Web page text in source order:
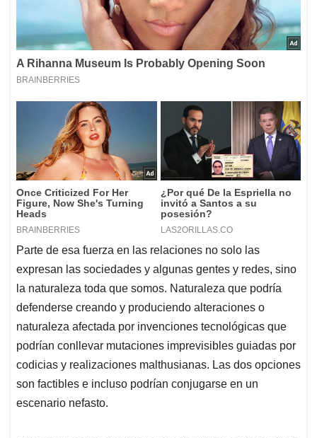
Parte de esa fuerza en las relaciones no solo las
expresan las sociedades y algunas gentes y redes, sino
la naturaleza toda que somos. Naturaleza que podría
defenderse creando y produciendo alteraciones o
naturaleza afectada por invenciones tecnológicas que
podrían conllevar mutaciones imprevisibles guiadas por
codicias y realizaciones malthusianas. Las dos opciones
son factibles e incluso podrían conjugarse en un
escenario nefasto.